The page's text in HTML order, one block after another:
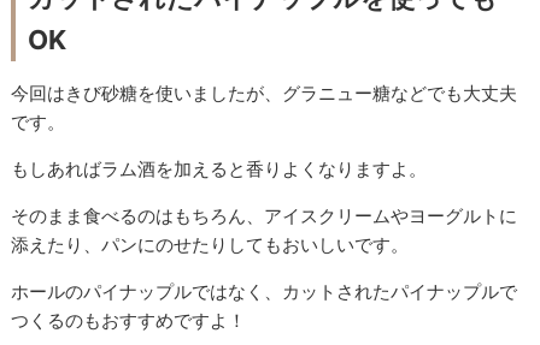
OK
今回はきび砂糖を使いましたが、グラニュー糖などでも大丈夫
です。
もしあればラム酒を加えると香りよくなりますよ。
そのまま食べるのはもちろん、アイスクリームやヨーグルトに
添えたり、パンにのせたりしてもおいしいです。
ホールのパイナップルではなく、カットされたパイナップルで
つくるのもおすすめですよ！